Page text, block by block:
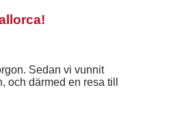
Sedan vi vunnit
och därmed en resa till